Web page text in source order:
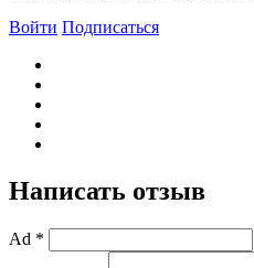
Войти Подписаться
Написать отзыв
Ad *